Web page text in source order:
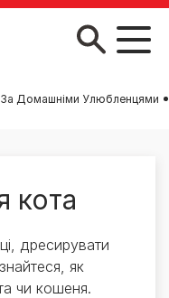
За Домашніми Улюбленцями
кота
дресирувати
як
чи кошеня.